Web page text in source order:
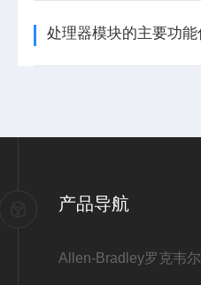
产品导航
Allen-Bradley罗克韦尔